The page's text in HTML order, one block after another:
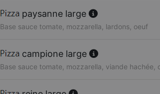
paysanne large
Base sauce tomate, mozzarella, lardons, oeuf
campione large
Base sauce tomate, mozzarella, viande hachée,